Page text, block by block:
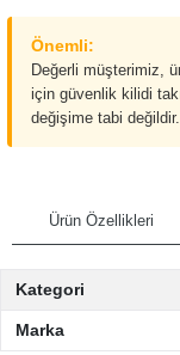
Önemli:
Değerli müşterimiz,
için güvenlik kilidi
değişime tabi değildir.
Ürün Özellikleri
Kategori
Marka